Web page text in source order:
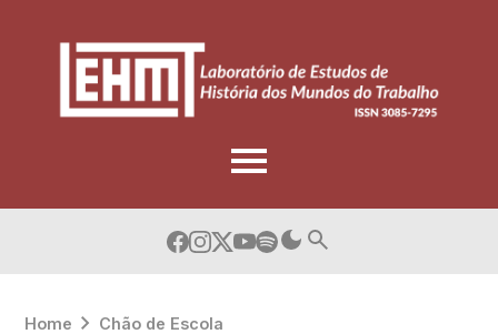
Home Chão de Escola